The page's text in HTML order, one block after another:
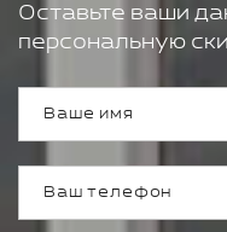
Оставьте ваши
персональную